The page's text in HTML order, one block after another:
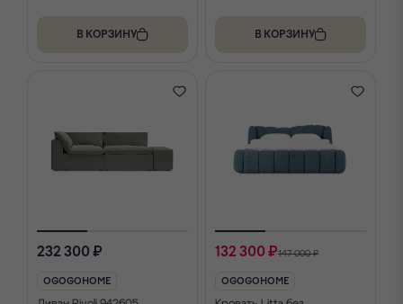
В КОРЗИНУ В КОРЗИНУ
232 300 ₽
OGOGOHOME
132 300 ₽147 000 ₽
OGOGOHOME